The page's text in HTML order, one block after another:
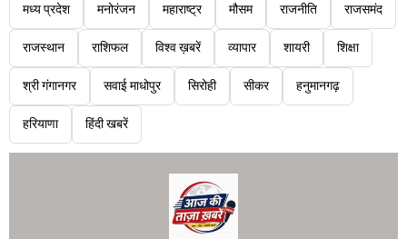
मध्य प्रदेश मनोरंजन महाराष्ट्र मौसम राजनीति राजसमंद
राजस्थान राशिफल विश्व ख़बरें व्यापार शायरी शिक्षा
श्री गंगानगर सवाई माधोपुर सिरोही सीकर हनुमानगढ़
हरियाणा हिंदी खबरें